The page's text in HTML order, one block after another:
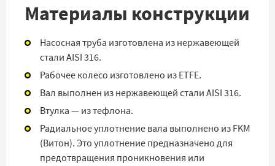
Материалы конструкции
Насосная труба изготовлена из нержавеющей
стали AISI 316.
Рабочее колесо изготовлено из ETFE.
Вал выполнен из нержавеющей стали AISI 316.
Втулка — из тефлона.
Радиальное уплотнение вала выполнено из FKM
(Витон). Это уплотнение предназначено для
предотвращения проникновения или